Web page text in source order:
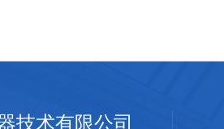
技术有限公司